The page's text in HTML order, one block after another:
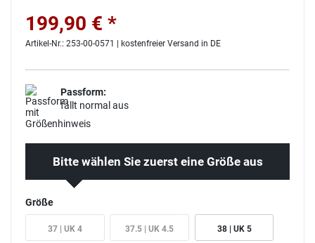
199,90 € *
Artikel-Nr.: 253-00-0571 | kostenfreier Versand in DE
Passform:
fällt normal aus
Bitte wählen Sie zuerst eine Größe aus
Größe
37 | UK 4 37.5 | UK 4.5 38 | UK 5